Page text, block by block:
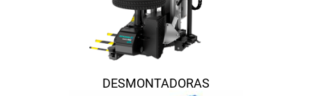
DESMONTADORAS